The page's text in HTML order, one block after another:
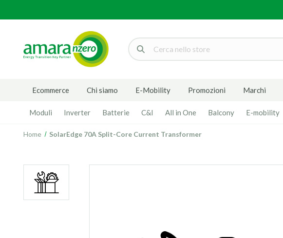
Cerca
Ecommerce Chi siamo E-Mobility Promozioni Marchi
Moduli Inverter Batterie C&I All in One Balcony E-mobility
Home SolarEdge 70A Split-Core Current Transformer